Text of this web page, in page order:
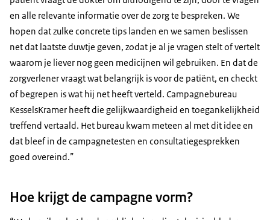
en alle relevante informatie over de zorg te bespreken. We
hopen dat zulke concrete tips landen en we samen beslissen
net dat laatste duwtje geven, zodat je al je vragen stelt of vertelt
waarom je liever nog geen medicijnen wil gebruiken. En dat de
zorgverlener vraagt wat belangrijk is voor de patiënt, en checkt
of begrepen is wat hij net heeft verteld. Campagnebureau
KesselsKramer heeft die gelijkwaardigheid en toegankelijkheid
treffend vertaald. Het bureau kwam meteen al met dit idee en
dat bleef in de campagnetesten en consultatiegesprekken
goed overeind.”
Hoe krijgt de campagne vorm?